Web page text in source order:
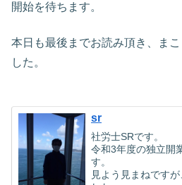
開始を待ちます。
本日も最後までお読み頂き、ま
した。
sr
社労士SRです。
令和3年度の独立開
す。
見よう見まねです